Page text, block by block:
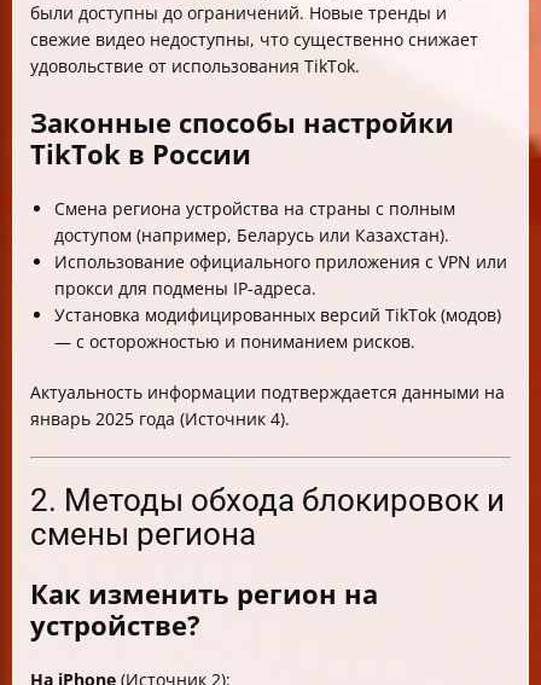
были доступны до ограничений. Новые тренды и
свежие видео недоступны, что существенно снижает
удовольствие от использования TikTok.
Законные способы настройки
TikTok в России
Смена региона устройства на страны с полным
доступом (например, Беларусь или Казахстан).
Использование официального приложения с VPN или
прокси для подмены IP-адреса.
Установка модифицированных версий TikTok (модов)
— с осторожностью и пониманием рисков.
Актуальность информации подтверждается данными на
январь 2025 года (Источник 4).
2. Методы обхода блокировок и
смены региона
Как изменить регион на
устройстве?
На iPhone (Источник 2):